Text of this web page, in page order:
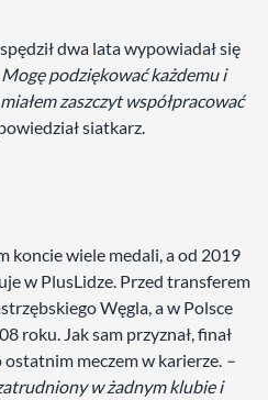
dwa lata wypowiadał się
Mogę podziękować każdemu i
zaszczyt współpracować
siatkarz.
koncie wiele medali, a od 2019
w PlusLidze. Przed transferem
Węgla, a w Polsce
roku. Jak sam przyznał, finał
meczem w karierze. –
w żadnym klubie i